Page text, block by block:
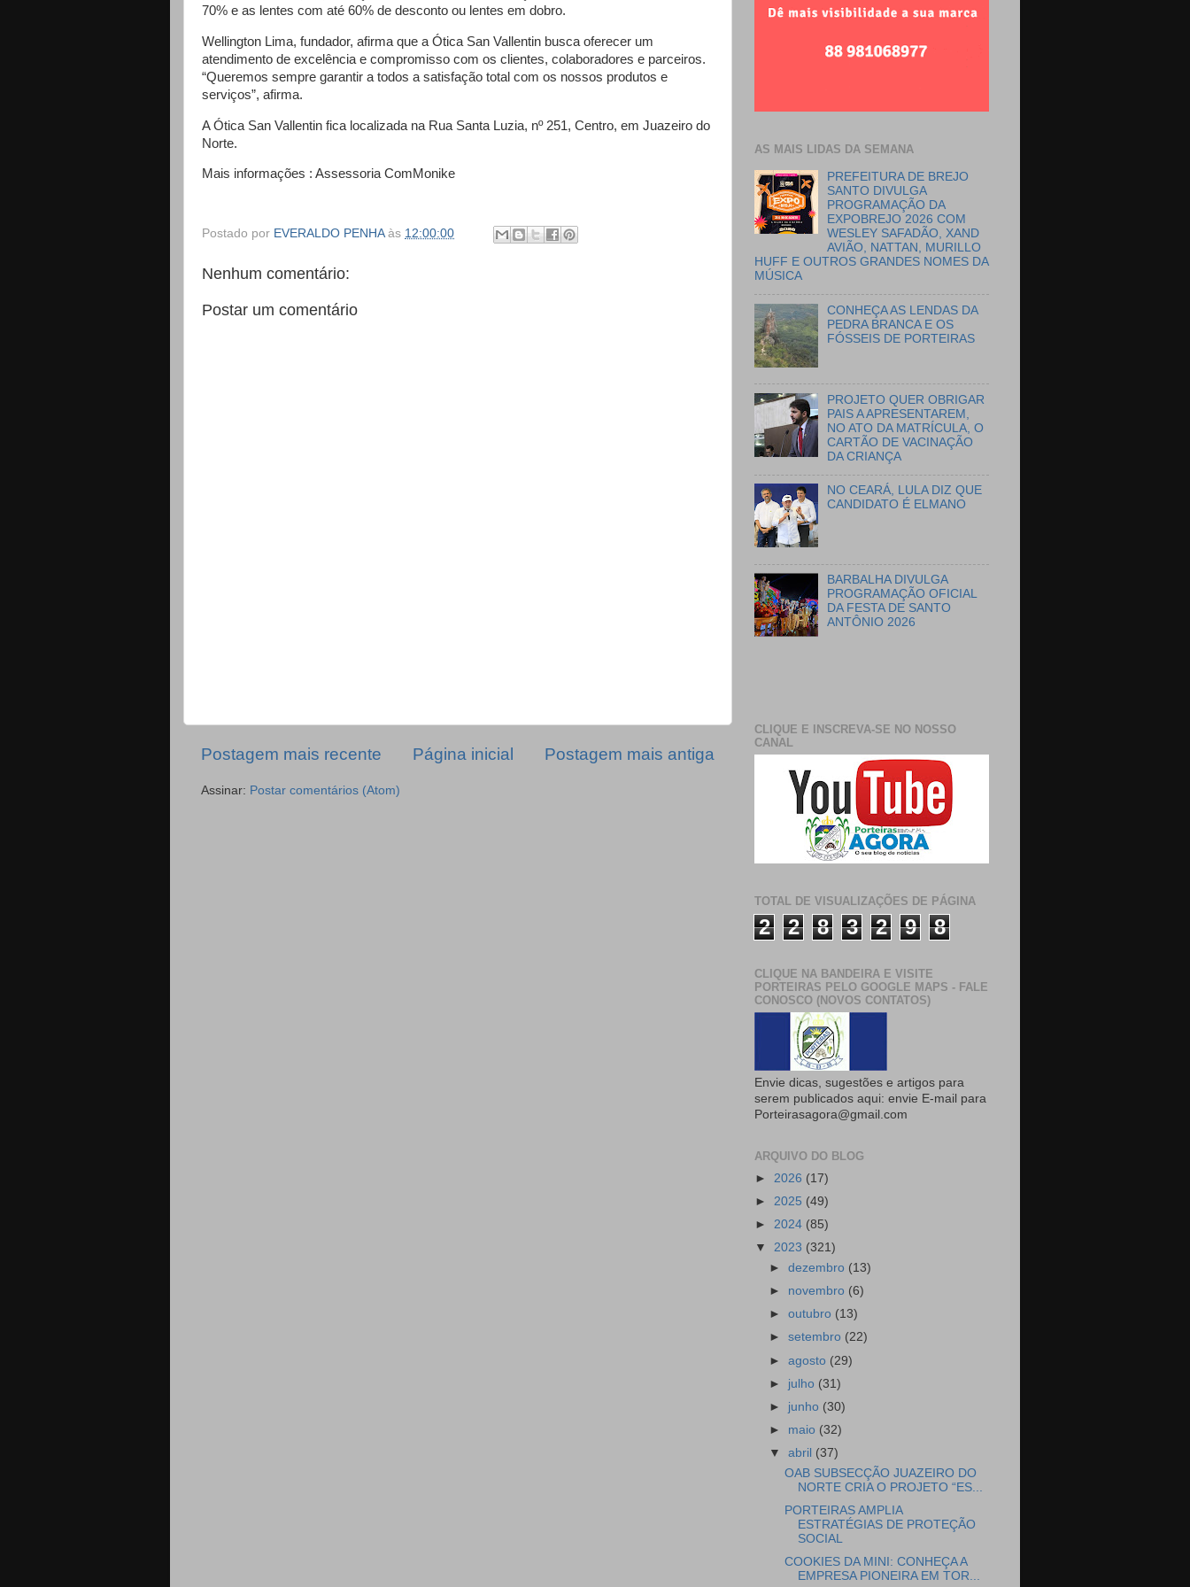
70% e as lentes com até 60% de desconto ou lentes em dobro.
Wellington Lima, fundador, afirma que a Ótica San Vallentin busca oferecer um
atendimento de excelência e compromisso com os clientes, colaboradores e parceiros.
“Queremos sempre garantir a todos a satisfação total com os nossos produtos e
serviços”, afirma.
A Ótica San Vallentin fica localizada na Rua Santa Luzia, nº 251, Centro, em Juazeiro do
Norte.
Mais informações : Assessoria ComMonike
Postado por EVERALDO PENHA às 12:00:00
Nenhum comentário:
Postar um comentário
Postagem mais recente Postagem mais antiga
Página inicial
Assinar: Postar comentários (Atom)
AS MAIS LIDAS DA SEMANA
PREFEITURA DE BREJO
SANTO DIVULGA
PROGRAMAÇÃO DA
EXPOBREJO 2026 COM
WESLEY SAFADÃO, XAND
AVIÃO, NATTAN, MURILLO
HUFF E OUTROS GRANDES NOMES DA
MÚSICA
CONHEÇA AS LENDAS DA
PEDRA BRANCA E OS
FÓSSEIS DE PORTEIRAS
PROJETO QUER OBRIGAR
PAIS A APRESENTAREM,
NO ATO DA MATRÍCULA, O
CARTÃO DE VACINAÇÃO
DA CRIANÇA
NO CEARÁ, LULA DIZ QUE
CANDIDATO É ELMANO
BARBALHA DIVULGA
PROGRAMAÇÃO OFICIAL
DA FESTA DE SANTO
ANTÔNIO 2026
CLIQUE E INSCREVA-SE NO NOSSO
CANAL
TOTAL DE VISUALIZAÇÕES DE PÁGINA
2 2 8 3 2 9 8
CLIQUE NA BANDEIRA E VISITE
PORTEIRAS PELO GOOGLE MAPS - FALE
CONOSCO (NOVOS CONTATOS)
Envie dicas, sugestões e artigos para
serem publicados aqui: envie E-mail para
Porteirasagora@gmail.com
ARQUIVO DO BLOG
► 2026 (17)
► 2025 (49)
► 2024 (85)
▼ 2023 (321)
►dezembro (13)
► novembro (6)
►outubro (13)
►setembro (22)
►agosto (29)
► julho (31)
► junho (30)
► maio (32)
▼abril (37)
OAB SUBSECÇÃO JUAZEIRO DO
NORTE CRIA O PROJETO “ES...
PORTEIRAS AMPLIA
ESTRATÉGIAS DE PROTEÇÃO
SOCIAL
COOKIES DA MINI: CONHEÇA A
EMPRESA PIONEIRA EM TOR...